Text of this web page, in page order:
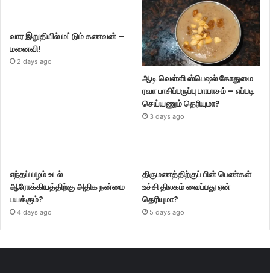
வார இறுதியில் மட்டும் கணவன் –
மனைவி!
2 days ago
ஆடி வெள்ளி ஸ்பெஷல் கோதுமை
ரவா பாசிப்பருப்பு பாயாசம் – எப்படி
செய்யணும் தெரியுமா?
3 days ago
எந்தப் பழம் உடல்
ஆரோக்கியத்திற்கு அதிக நன்மை
பயக்கும்?
4 days ago
திருமணத்திற்குப் பின் பெண்கள்
உச்சி திலகம் வைப்பது ஏன்
தெரியுமா?
5 days ago